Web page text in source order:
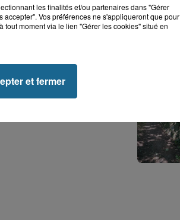
les finalités et/ou partenaires dans "Gérer
Vos préférences ne s'appliqueront que pour
tout moment via le lien "Gérer les cookies" situé en
et fermer